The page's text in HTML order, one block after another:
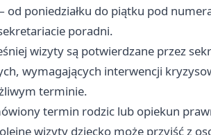
od poniedziałku do piątku pod
poradni.
wizyty są potwierdzane przez
wymagających interwencji
terminie.
termin rodzic lub opiekun
wizyty dziecko może przyjść z